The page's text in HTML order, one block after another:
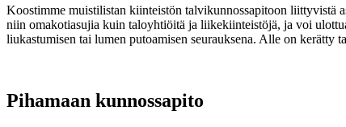
Koostimme muistilistan kiinteistön talvikunnossapitoon liittyvistä
niin omakotiasujia kuin taloyhtiöitä ja liikekiinteistöjä, ja voi
liukastumisen tai lumen putoamisen seurauksena. Alle on
Pihamaan kunnossapito